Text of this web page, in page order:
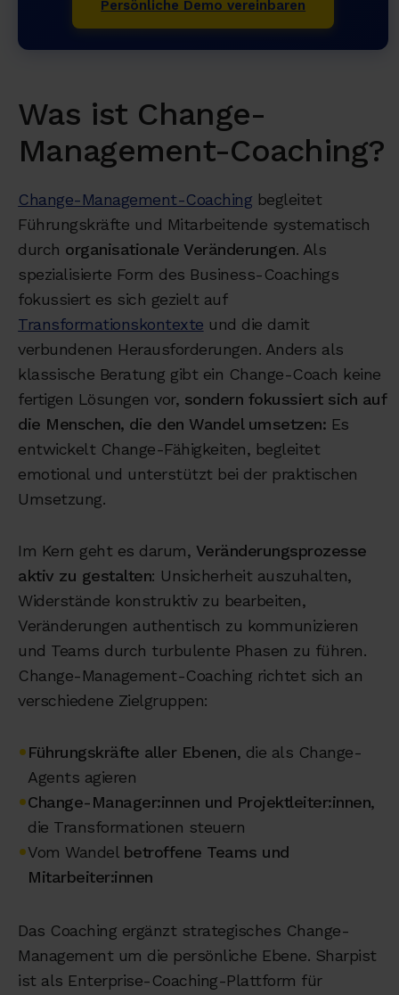
Persönliche Demo vereinbaren
Was ist Change-
Management-Coaching?
Change-Management-Coaching begleitet
Führungskräfte und Mitarbeitende systematisch
durch organisationale Veränderungen. Als
spezialisierte Form des Business-Coachings
fokussiert es sich gezielt auf
Transformationskontexte und die damit
verbundenen Herausforderungen. Anders als
klassische Beratung gibt ein Change-Coach keine
fertigen Lösungen vor, sondern fokussiert sich auf
die Menschen, die den Wandel umsetzen: Es
entwickelt Change-Fähigkeiten, begleitet
emotional und unterstützt bei der praktischen
Umsetzung.
Im Kern geht es darum, Veränderungsprozesse
aktiv zu gestalten: Unsicherheit auszuhalten,
Widerstände konstruktiv zu bearbeiten,
Veränderungen authentisch zu kommunizieren
und Teams durch turbulente Phasen zu führen.
Change-Management-Coaching richtet sich an
verschiedene Zielgruppen:
•Führungskräfte aller Ebenen, die als Change-
Agents agieren
•Change-Manager:innen und Projektleiter:innen,
die Transformationen steuern
•Vom Wandel betroffene Teams und
Mitarbeiter:innen
Das Coaching ergänzt strategisches Change-
Management um die persönliche Ebene. Sharpist
ist als Enterprise-Coaching-Plattform für